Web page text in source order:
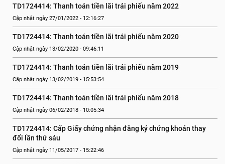
TD1724414: Thanh toán tiền lãi trái phiếu năm 2022
Cập nhật ngày 27/01/2022 - 12:16:27
TD1724414: Thanh toán tiền lãi trái phiếu năm 2020
Cập nhật ngày 13/02/2020 - 09:46:11
TD1724414: Thanh toán tiền lãi trái phiếu năm 2019
Cập nhật ngày 13/02/2019 - 15:53:54
TD1724414: Thanh toán tiền lãi trái phiếu năm 2018
Cập nhật ngày 06/02/2018 - 10:05:34
TD1724414: Cấp Giấy chứng nhận đăng ký chứng khoán thay
đổi lần thứ sáu
Cập nhật ngày 11/05/2017 - 15:22:46